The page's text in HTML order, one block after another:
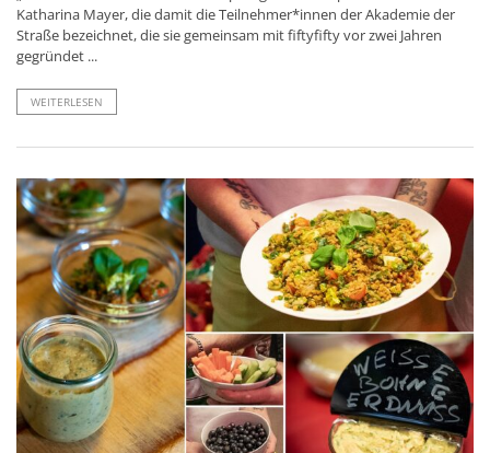
Katharina Mayer, die damit die Teilnehmer*innen der Akademie der
Straße bezeichnet, die sie gemeinsam mit fiftyfifty vor zwei Jahren
gegründet ...
WEITERLESEN